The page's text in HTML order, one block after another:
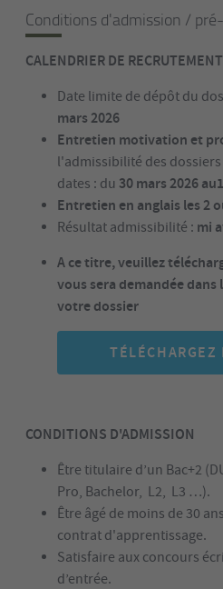
Conditions d'admission /
CALENDRIER DE
Date limite de dépôt du
mars 2026
Entretien motivation et
l'admissibilité des
dates : du 30 mars 2026
Entretien en anglais les 2
Résultat admissibilité : mi
A ce titre, veuillez
vous sera demandée
votre dossier
CONDITIONS D'ADMISSION
Être titulaire d’un Bac+2
Pro, Bachelor, L2, L3 …).
Être âgé de moins de 30
contrat d'apprentissage.
Satisfaire aux concours
d’entrée.